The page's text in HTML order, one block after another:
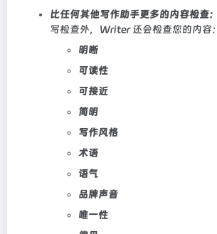
比任何其他写作助手更多的内容检查：
写检查外，Writer 还会检查您的内容：
明晰
可读性
可接近
简明
写作风格
术语
语气
品牌声音
唯一性